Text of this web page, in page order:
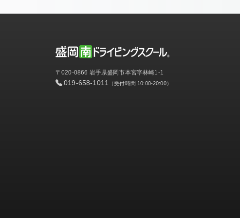
〒020-0866 岩手県盛岡市本宮字林崎1-1
019-658-1011 （受付時間 10:00-20:00）